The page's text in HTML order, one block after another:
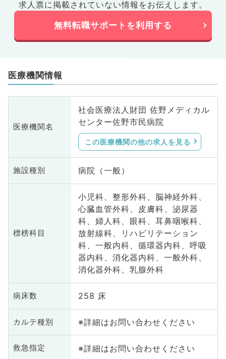
求人票に掲載されていない情報をお伝えします。
無料転職サポートを利用する
医療機関情報
医療機関名
社会医療法人財団 佐野メディカル
センター佐野市民病院
この医療機関の他の求人を見る
施設種別 病院（一般）
標榜科目
小児科、整形外科、脳神経外科、
心臓血管外科、皮膚科、泌尿器
科、婦人科、眼科、耳鼻咽喉科、
放射線科、リハビリテーション
科、一般内科、循環器内科、呼吸
器内科、消化器内科、一般外科、
消化器外科、乳腺外科
病床数 258 床
カルテ種別 ※詳細はお問い合わせください
救急指定 ※詳細はお問い合わせください